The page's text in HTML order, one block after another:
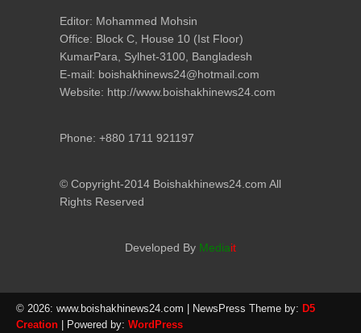
Editor: Mohammed Mohsin
Office: Block C, House 10 (Ist Floor)
KumarPara, Sylhet-3100, Bangladesh
E-mail: boishakhinews24@hotmail.com
Website: http://www.boishakhinews24.com
Phone: +880 1711 921197
© Copyright-2014 Boishakhinews24.com All
Rights Reserved
Developed By Mediait
© 2026: www.boishakhinews24.com | NewsPress Theme by: D5
Creation | Powered by: WordPress